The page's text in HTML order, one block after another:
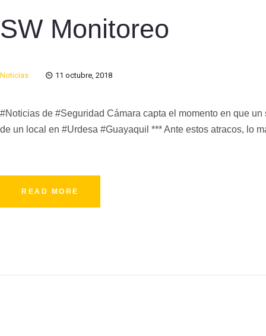
SW Monitoreo
Noticias 11 octubre, 2018
#Noticias de #Seguridad Cámara capta el momento en que
de un local en #Urdesa #Guayaquil *** Ante estos atracos, lo
READ MORE